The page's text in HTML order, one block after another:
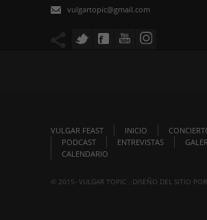
vulgartopic@gmail.com
VULGAR FEAST INICIO
PODCAST
ENTREVISTAS
CALENDARIO
© 2015- VULGAR TOPIC . DISEÑO DEL SITIO